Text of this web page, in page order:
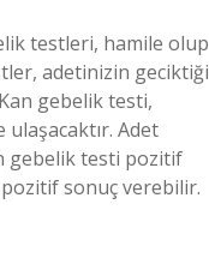
testleri, hamile olup
adetinizin geciktiği
gebelik testi,
Adet
gebelik testi pozitif
sonuç verebilir.